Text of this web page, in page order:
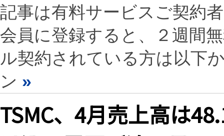
記事は有料サービスご契約
会員に登録すると、２週間
ル契約されている方は以下
ン »
TSMC、4月売上高は